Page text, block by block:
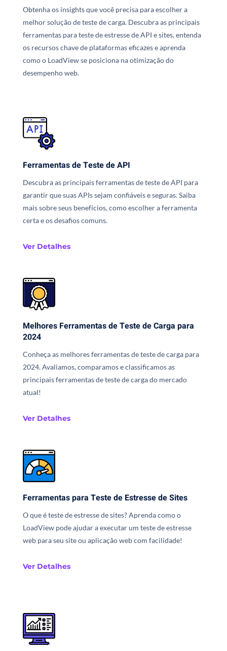
Obtenha os insights que você precisa para escolher a
melhor solução de teste de carga. Descubra as principais
ferramentas para teste de estresse de API e sites, entenda
os recursos chave de plataformas eficazes e aprenda
como o LoadView se posiciona na otimização do
desempenho web.
Ferramentas de Teste de API
Descubra as principais ferramentas de teste de API para
garantir que suas APIs sejam confiáveis e seguras. Saiba
mais sobre seus benefícios, como escolher a ferramenta
certa e os desafios comuns.
Ver Detalhes
Melhores Ferramentas de Teste de Carga para
2024
Conheça as melhores ferramentas de teste de carga para
2024. Avaliamos, comparamos e classificamos as
principais ferramentas de teste de carga do mercado
atual!
Ver Detalhes
Ferramentas para Teste de Estresse de Sites
O que é teste de estresse de sites? Aprenda como o
LoadView pode ajudar a executar um teste de estresse
web para seu site ou aplicação web com facilidade!
Ver Detalhes